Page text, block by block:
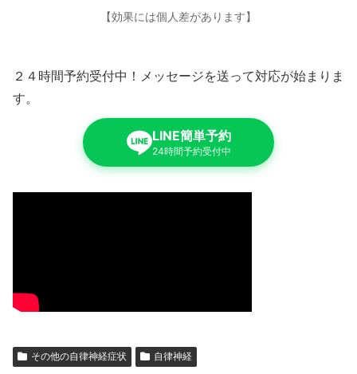
【効果には個人差があります】
２４時間予約受付中！メッセージを送って対応が始まりま
す。
LINE簡単予約
24時間予約受付中
その他の自律神経症状 自律神経